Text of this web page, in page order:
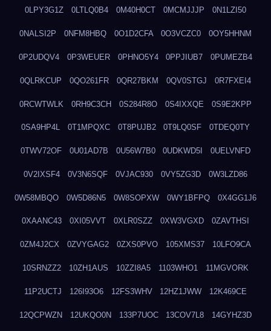
0LPY3G1Z 0LTLQ0B4 0M40H0CT 0MCMJJJP 0N1LZI50
0NALSI2P 0NFM8HBQ 0O1D2CFA 0O3VCZC0 0OY5HHNM
0P2UDQV4 0P3WEUER 0PHNO5Y4 0PPJIUB7 0PUMEZB4
0QLRKCUP 0QO261FR 0QR27BKM 0QV0STGJ 0R7FXEI4
0RCWTWLK 0RH9C3CH 0S284R8O 0S4IXXQE 0S9E2KPP
0SA9HP4L 0T1MPQXC 0T8PUJB2 0T9LQ0SF 0TDEQ0TY
0TWV72OF 0U01AD7B 0U56W7B0 0UDKWD5I 0UELVNFD
0V2IXSF4 0V3N6SQF 0VJAC930 0VY5ZG3D 0W3LZD86
0W58MBQO 0W5D86N5 0W8SOPXW 0WY1BFPQ 0X4GG1J6
0XAANC43 0XI05VVT 0XLR0SZZ 0XW3VGXD 0ZAVTHSI
0ZM4J2CX 0ZVYGAG2 0ZXS0PVO 105XMS37 10LFO9CA
10SRNZZ2 10ZH1AUS 10ZZI8A5 1103WHO1 11MGVORK
11P2UCTJ 126I93O6 12FS3WHV 12HZ1JWW 12K469CE
12QCPWZN 12UKQO0N 133P7UOC 13COV7L8 14GYHZ3D